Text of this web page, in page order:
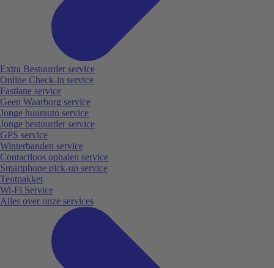
Extra Bestuurder service
Online Check-in service
Fastlane service
Geen Waarborg service
Jonge huurauto service
Jonge bestuurder service
GPS service
Winterbanden service
Contactloos ophalen service
Smartphone pick-up service
Tentpakket
Wi-Fi Service
Alles over onze services